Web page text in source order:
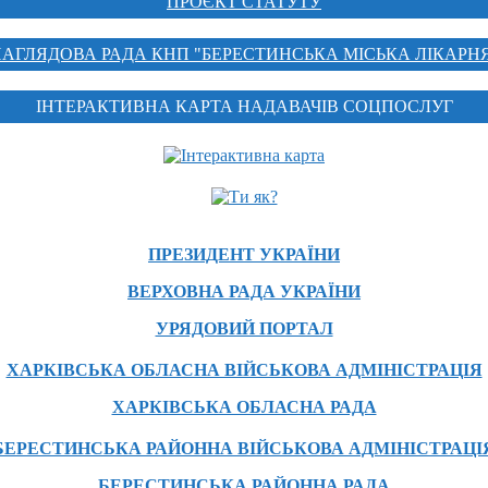
РАДА КНП "БЕРЕСТИНСЬКА МІСЬКА
ІНТЕРАКТИВНА КАРТА НАДАВАЧІВ СОЦПОСЛУГ
ПРЕЗИДЕНТ УКРАЇНИ
ВЕРХОВНА РАДА УКРАЇНИ
УРЯДОВИЙ ПОРТАЛ
ХАРКІВСЬКА ОБЛАСНА ВІЙСЬКОВА АДМІНІСТРАЦІЯ
ХАРКІВСЬКА ОБЛАСНА РАДА
РАЙОННА ВІЙСЬКОВА